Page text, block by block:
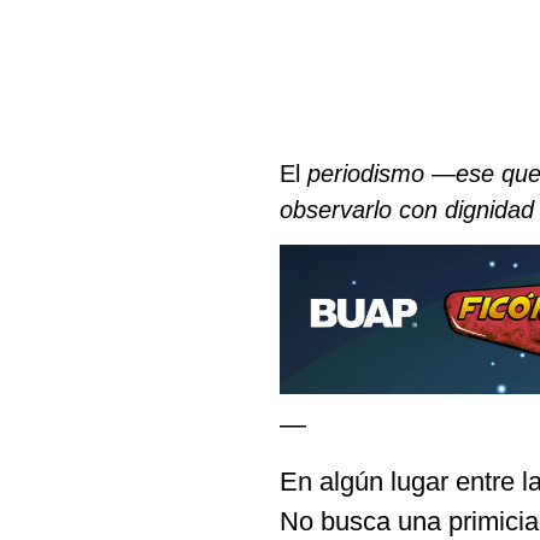
El periodismo —ese
observarlo con dignidad
—
En algún lugar entre
No busca una